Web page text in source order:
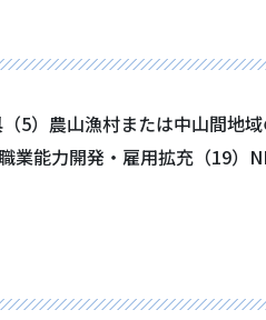
5）農山漁村または中山間地
業能力開発・雇用拡充（19）